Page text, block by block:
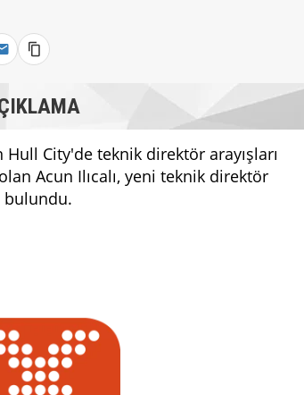
Hull City'de teknik direktör arayışları
Acun Ilıcalı, yeni teknik direktör
bulundu.